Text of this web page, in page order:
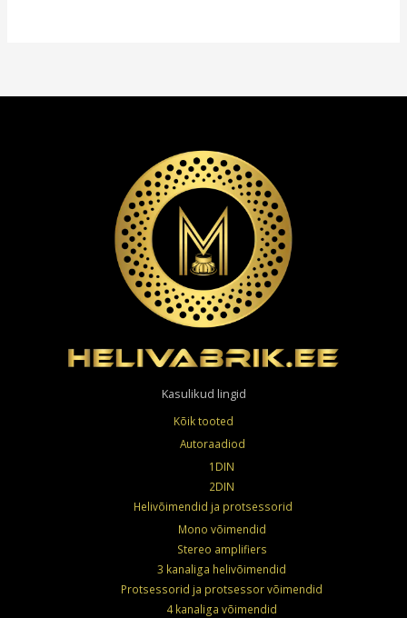
Kasulikud lingid
Kõik tooted
Autoraadiod
1DIN
2DIN
Helivõimendid ja protsessorid
Mono võimendid
Stereo amplifiers
3 kanaliga helivõimendid
Protsessorid ja protsessor võimendid
4 kanaliga võimendid